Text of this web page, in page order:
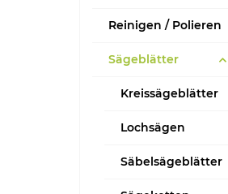
Reinigen / Polieren
Sägeblätter
Kreissägeblätter
Lochsägen
Säbelsägeblätter